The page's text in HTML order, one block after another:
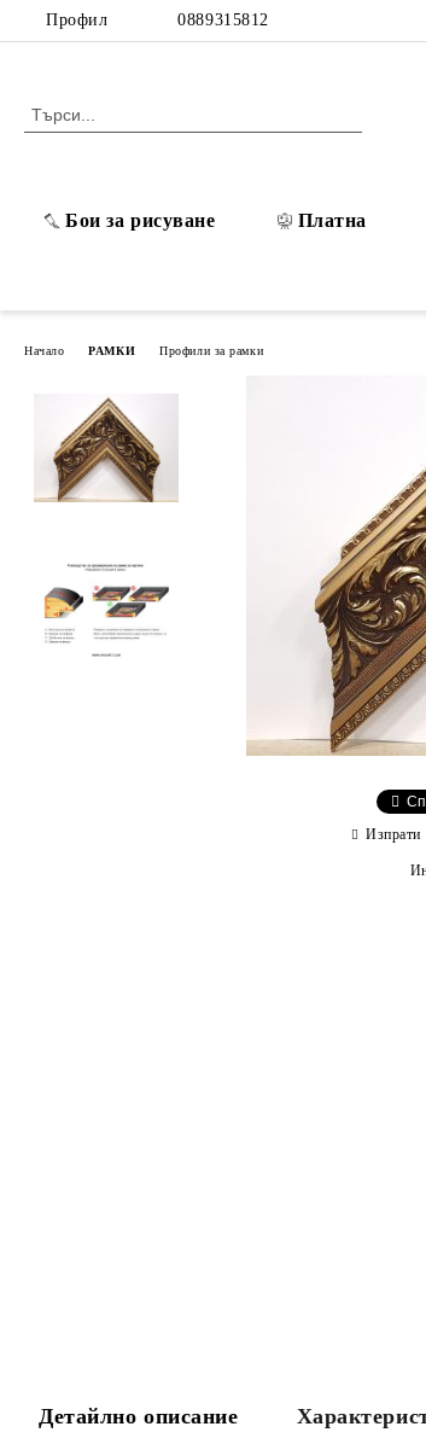
Профил 0889315812
Бои за рисуване Платна
Начало РАМКИ Профили за рамки
Изпрати
Детайлно описание